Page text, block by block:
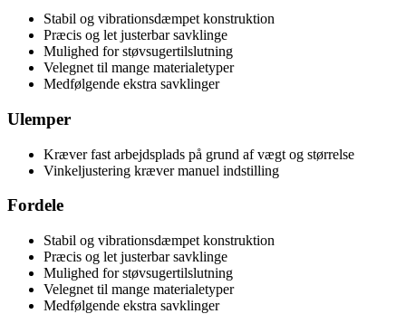
Stabil og vibrationsdæmpet konstruktion
Præcis og let justerbar savklinge
Mulighed for støvsugertilslutning
Velegnet til mange materialetyper
Medfølgende ekstra savklinger
Ulemper
Kræver fast arbejdsplads på grund af vægt og størrelse
Vinkeljustering kræver manuel indstilling
Fordele
Stabil og vibrationsdæmpet konstruktion
Præcis og let justerbar savklinge
Mulighed for støvsugertilslutning
Velegnet til mange materialetyper
Medfølgende ekstra savklinger